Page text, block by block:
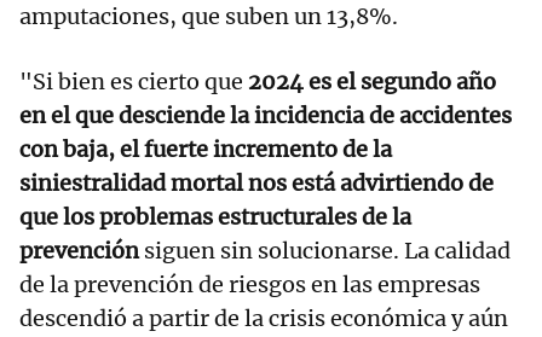
amputaciones, que suben un 13,8%.
"Si bien es cierto que 2024 es el segundo año
en el que desciende la incidencia de accidentes
con baja, el fuerte incremento de la
siniestralidad mortal nos está advirtiendo de
que los problemas estructurales de la
prevenciónsiguen sin solucionarse. La calidad
de la prevención de riesgos en las empresas
descendió a partir de la crisis económica y aún